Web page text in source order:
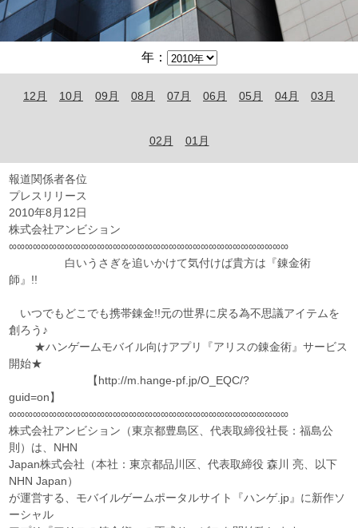
年：
12月 10月 09月 08月 07月 06月 05月 04月 03月
02月 01月
報道関係者各位
プレスリリース
2010年8月12日
株式会社アンビション
∞∞∞∞∞∞∞∞∞∞∞∞∞∞∞∞∞∞∞∞∞∞∞∞∞∞∞∞∞∞∞∞∞∞∞
白いうさぎを追いかけて気付けば貴方は『錬金術
師』!!
いつでもどこでも携帯錬金!!元の世界に戻る為不思議アイテムを
創ろう♪
★ハンゲームモバイル向けアプリ『アリスの錬金術』サービス
開始★
【http://m.hange-pf.jp/O_EQC/?
guid=on】
∞∞∞∞∞∞∞∞∞∞∞∞∞∞∞∞∞∞∞∞∞∞∞∞∞∞∞∞∞∞∞∞∞∞∞
株式会社アンビション（東京都豊島区、代表取締役社長：福島公
則）は、NHN
Japan株式会社（本社：東京都品川区、代表取締役 森川 亮、以下
NHN Japan）
が運営する、モバイルゲームポータルサイト『ハンゲ.jp』に新作ソ
ーシャル